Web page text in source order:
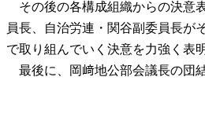
その後の各構成組織からの決意
員長、自治労連・関谷副委員長が
で取り組んでいく決意を力強く表
最後に、岡﨑地公部会議長の団